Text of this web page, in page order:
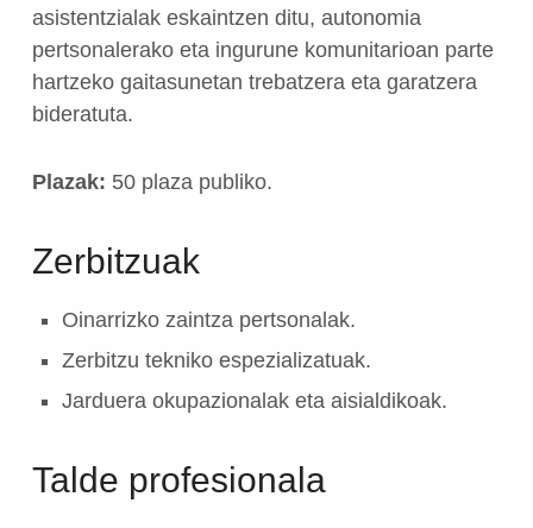
asistentzialak eskaintzen ditu, autonomia
pertsonalerako eta ingurune komunitarioan parte
hartzeko gaitasunetan trebatzera eta garatzera
bideratuta.
Plazak: 50 plaza publiko.
Zerbitzuak
Oinarrizko zaintza pertsonalak.
Zerbitzu tekniko espezializatuak.
Jarduera okupazionalak eta aisialdikoak.
Talde profesionala